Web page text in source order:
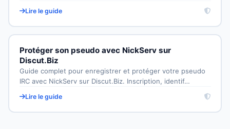
Lire le guide
Protéger son pseudo avec NickServ sur
Discut.Biz
Guide complet pour enregistrer et protéger votre pseudo
IRC avec NickServ sur Discut.Biz. Inscription, identif…
Lire le guide